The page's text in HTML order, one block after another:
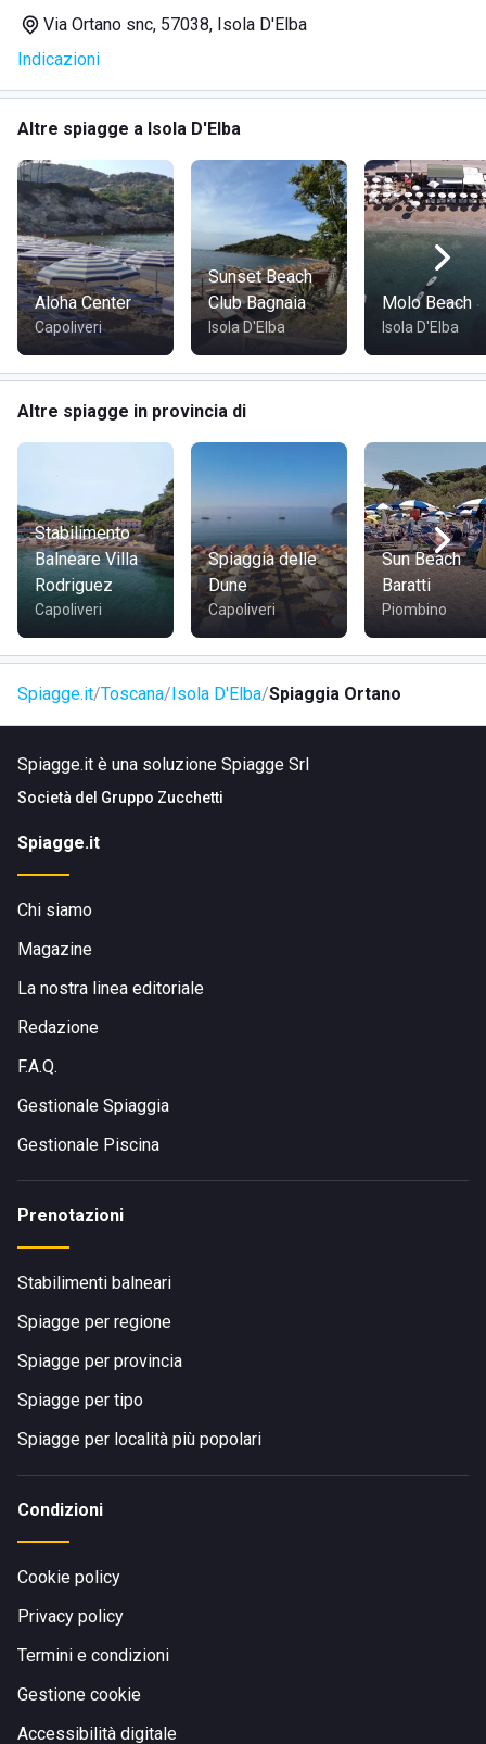
Via Ortano snc, 57038, Isola D'Elba
Indicazioni
Altre spiagge a Isola D'Elba
Aloha Center
Capoliveri
Sunset Beach
Club Bagnaia
Isola D'Elba
Molo Beach
Isola D'Elba
Altre spiagge in provincia di
Stabilimento
Balneare Villa
Rodriguez
Capoliveri
Spiaggia delle
Dune
Capoliveri
Sun Beach
Baratti
Piombino
Spiagge.it Toscana Isola D'Elba Spiaggia Ortano
Spiagge.it è una soluzione Spiagge Srl
Società del Gruppo Zucchetti
Spiagge.it
Chi siamo
Magazine
La nostra linea editoriale
Redazione
F.A.Q.
Gestionale Spiaggia
Gestionale Piscina
Prenotazioni
Stabilimenti balneari
Spiagge per regione
Spiagge per provincia
Spiagge per tipo
Spiagge per località più popolari
Condizioni
Cookie policy
Privacy policy
Termini e condizioni
Gestione cookie
Accessibilità digitale